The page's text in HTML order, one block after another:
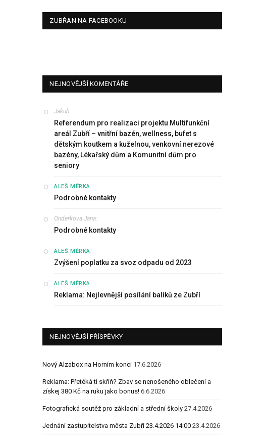
ZUBŘAN NA FACEBOOKU
NEJNOVĚJŠÍ KOMENTÁŘE
Jakub:
Referendum pro realizaci projektu Multifunkční
areál Zubří – vnitřní bazén, wellness, bufet s
dětským koutkem a kuželnou, venkovní nerezové
bazény, Lékařský dům a Komunitní dům pro
seniory
ALEŠ MĚRKA:
Podrobné kontakty
Onderkova Jana:
Podrobné kontakty
ALEŠ MĚRKA:
Zvýšení poplatku za svoz odpadu od 2023
ALEŠ MĚRKA:
Reklama: Nejlevnější posílání balíků ze Zubří
NEJNOVĚJŠÍ PŘÍSPĚVKY
Nový Alzabox na Horním konci 17.6.2026
Reklama: Přetéká ti skříň? Zbav se nenošeného oblečení a
získej 380 Kč na ruku jako bonus! 6.6.2026
Fotografická soutěž pro základní a střední školy 27.4.2026
Jednání zastupitelstva města Zubří 23.4.2026 14:00 23.4.2026